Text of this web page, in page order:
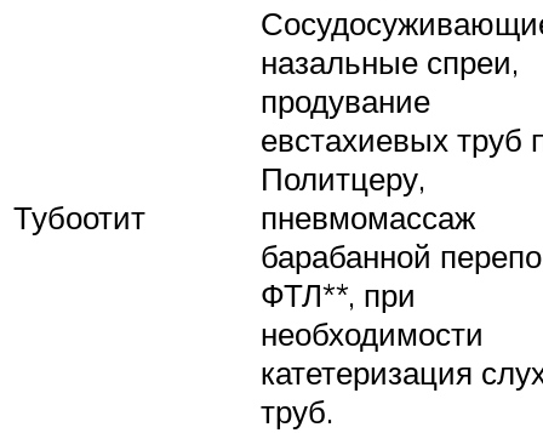
Тубоотит
назальные спреи,
продувание
евстахиевых труб
Политцеру,
пневмомассаж
барабанной
ФТЛ**, при
необходимости
катетеризация
труб.